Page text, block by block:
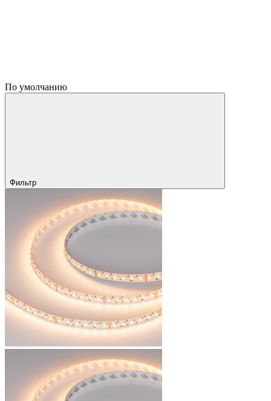
По умолчанию
Фильтр